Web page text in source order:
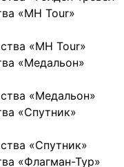
«MH Tour»
«Медальон»
«Спутник»
«Флагман-Тур»